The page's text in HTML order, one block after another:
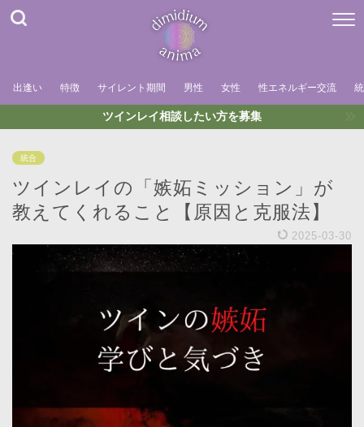
出逢い 特徴 サイレント期間 男性 女性 性エネルギー交流
ツインレイ相談したい方を募集
統合
ツインレイの「嫉妬ミッション」が
教えてくれること【原因と克服法】
2025-03-30